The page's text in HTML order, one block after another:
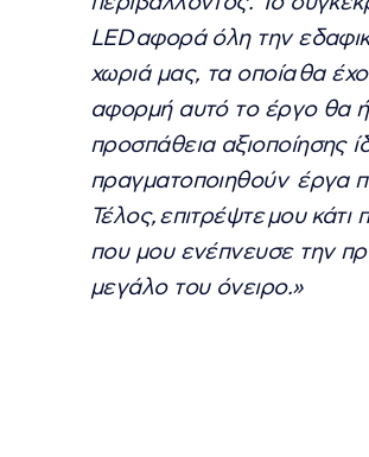
LED αφορά όλη την
χωριά μας, τα οποία θα
αφορμή αυτό το έργο θα
προσπάθεια αξιοποίησης
πραγματοποιηθούν έργα
Τέλος, επιτρέψτε μου
που μου ενέπνευσε την
μεγάλο του όνειρο.»